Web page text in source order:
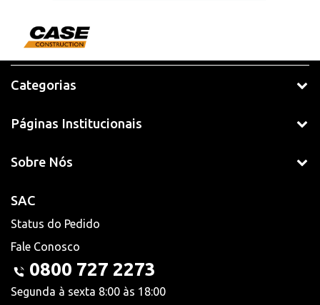
Categorias
Páginas Institucionais
Sobre Nós
SAC
Status do Pedido
Fale Conosco
0800 727 2273
Segunda à sexta 8:00 às 18:00